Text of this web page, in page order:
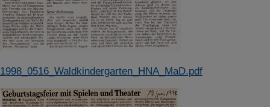
1998_0516_Waldkindergarten_HNA_MaD.pdf